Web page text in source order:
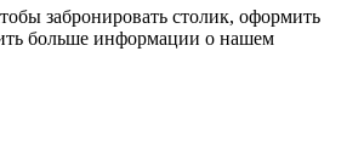
забронировать столик, оформить
больше информации о нашем